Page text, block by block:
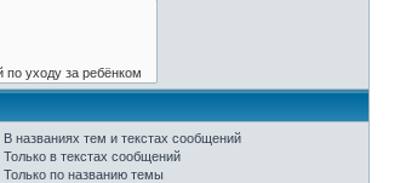
В названиях тем и текстах сообщений
Только в текстах сообщений
Только по названию темы